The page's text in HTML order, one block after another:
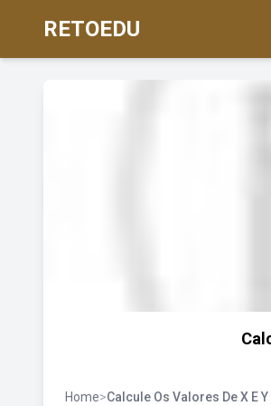
RETOEDU
Home>Calcule Os Valores De X E